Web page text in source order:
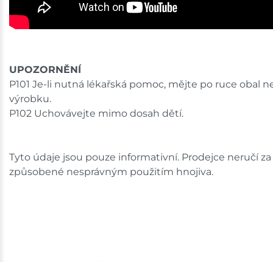
UPOZORNĚNÍ
P101 Je-li nutná lékařská pomoc, mějte po ruce obal
výrobku.
P102 Uchovávejte mimo dosah dětí.
Tyto údaje jsou pouze informativní. Prodejce neručí
způsobené nesprávným použitím hnojiva.